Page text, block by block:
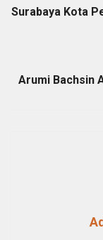
Surabaya Kota
Arumi Bachsin